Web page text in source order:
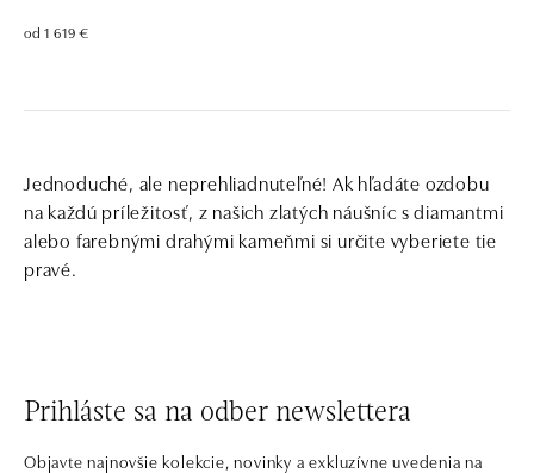
od 1 619 €
Jednoduché, ale neprehliadnuteľné! Ak hľadáte ozdobu
na každú príležitosť, z našich zlatých náušníc s diamantmi
alebo farebnými drahými kameňmi si určite vyberiete tie
pravé.
Prihláste sa na odber newslettera
Objavte najnovšie kolekcie, novinky a exkluzívne uvedenia na